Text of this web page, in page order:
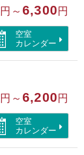
円～6,300 円
空室
カレンダー
円～6,200 円
空室
カレンダー